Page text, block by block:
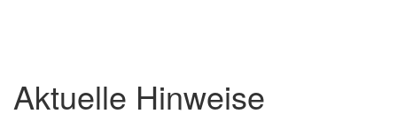
Aktuelle Hinweise